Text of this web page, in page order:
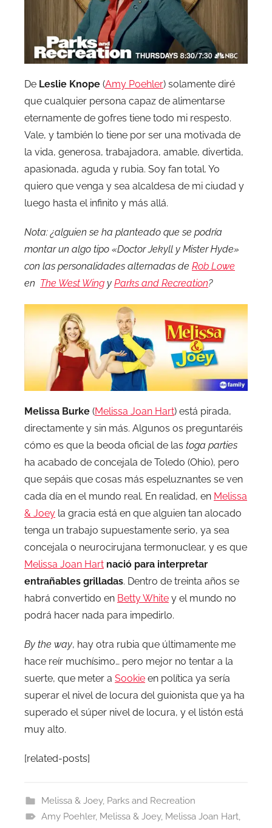
De Leslie Knope (Amy Poehler) solamente diré
que cualquier persona capaz de alimentarse
eternamente de gofres tiene todo mi respesto.
Vale, y también lo tiene por ser una motivada de
la vida, generosa, trabajadora, amable, divertida,
apasionada, aguda y rubia. Soy fan total. Yo
quiero que venga y sea alcaldesa de mi ciudad y
luego hasta el infinito y más allá.
Nota: ¿alguien se ha planteado que se podría
montar un algo tipo «Doctor Jekyll y Mister Hyde»
con las personalidades alternadas de Rob Lowe
en The West Wing y Parks and Recreation?
Melissa Burke (Melissa Joan Hart) está pirada,
directamente y sin más. Algunos os preguntaréis
cómo es que la beoda oficial de las toga parties
ha acabado de concejala de Toledo (Ohio), pero
que sepáis que cosas más espeluznantes se ven
cada día en el mundo real. En realidad, en Melissa
& Joey la gracia está en que alguien tan alocado
tenga un trabajo supuestamente serio, ya sea
concejala o neurocirujana termonuclear, y es que
Melissa Joan Hart nació para interpretar
entrañables grilladas. Dentro de treinta años se
habrá convertido en Betty White y el mundo no
podrá hacer nada para impedirlo.
By the way, hay otra rubia que últimamente me
hace reír muchísimo… pero mejor no tentar a la
suerte, que meter a Sookie en política ya sería
superar el nivel de locura del guionista que ya ha
superado el súper nivel de locura, y el listón está
muy alto.
[related-posts]
Melissa & Joey, Parks and Recreation
Amy Poehler, Melissa & Joey, Melissa Joan Hart,